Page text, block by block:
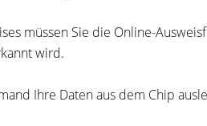
müssen Sie die Online-
wird.
Ihre Daten aus dem Chip